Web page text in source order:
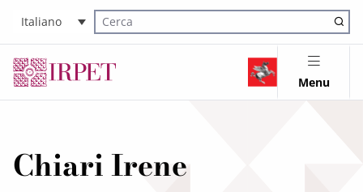
Italiano
Cerca nel sito
Menu
Chiari Irene